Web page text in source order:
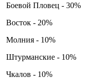
Боевой Пловец - 30%
Восток - 20%
Молния - 10%
Штурманские - 10%
Чкалов - 10%